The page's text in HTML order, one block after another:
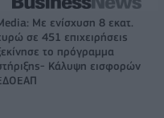
Με ενίσχυση 8 εκατ.
σε 451 επιχειρήσεις
το πρόγραμμα
Κάλυψη εισφορών